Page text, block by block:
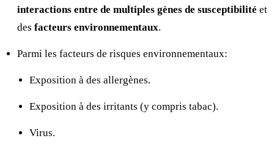
interactions entre de multiples gènes de susceptibilité et
des facteurs environnementaux.
Parmi les facteurs de risques environnementaux:
Exposition à des allergènes.
Exposition à des irritants (y compris tabac).
Virus.